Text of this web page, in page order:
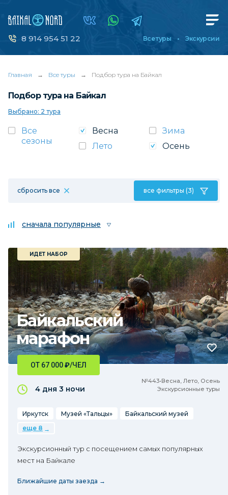
8 914 954 51 22 Все туры Экскурсии
Главная → Все туры → Подбор тура на Байкал
Подбор тура на Байкал
Выбрано: 2 тура
Все
сезоны
Весна
Зима
Лето
Осень
сбросить все все фильтры (3)
сначала популярные
Байкальский
марафон
ИДЕТ НАБОР
№443•Весна, Лето, Осень
Экскурсионные туры
ОТ 67 000₽/ЧЕЛ
4 дня 3 ночи
Иркутск Музей «Тальцы»
Байкальский музей
еще 8
Экскурсионный тур с посещением самых популярных
мест на Байкале
Ближайшие даты заезда →